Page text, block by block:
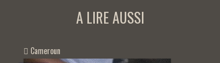
A LIRE AUSSI
Cameroun